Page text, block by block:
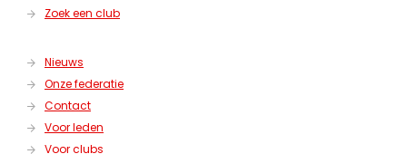
Zoek een club
Nieuws
Onze federatie
Contact
Voor leden
Voor clubs